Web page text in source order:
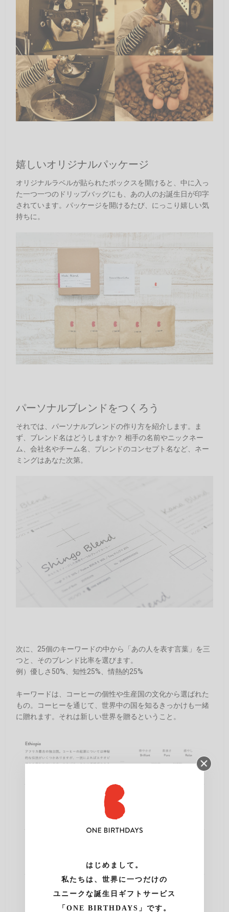
はじめまして。
私たちは、世界に一つだけの
ユニークな誕生日ギフトサービス
「ONE BIRTHDAYS」です。
嬉しいオリジナルパッケージ
オリジナルラベルが貼られたボックスを開けると、中に入っ
た一つ一つのドリップバッグにも、あの人のお誕生日が印字
されています。パッケージを開けるたび、にっこり嬉しい気
持ちに。
パーソナルブレンドをつくろう
それでは、パーソナルブレンドの作り方を紹介します。ま
ず、ブレンド名はどうしますか？ 相手の名前やニックネー
ム、会社名やチーム名、ブレンドのコンセプト名など、ネー
ミングはあなた次第。
次に、25個のキーワードの中から「あの人を表す言葉」を三
つと、そのブレンド比率を選びます。
例）優しさ50%、知性25%、情熱的25%
キーワードは、コーヒーの個性や生産国の文化から選ばれた
もの。コーヒーを通じて、世界中の国を知るきっかけも一緒
に贈れます。それは新しい世界を贈るということ。